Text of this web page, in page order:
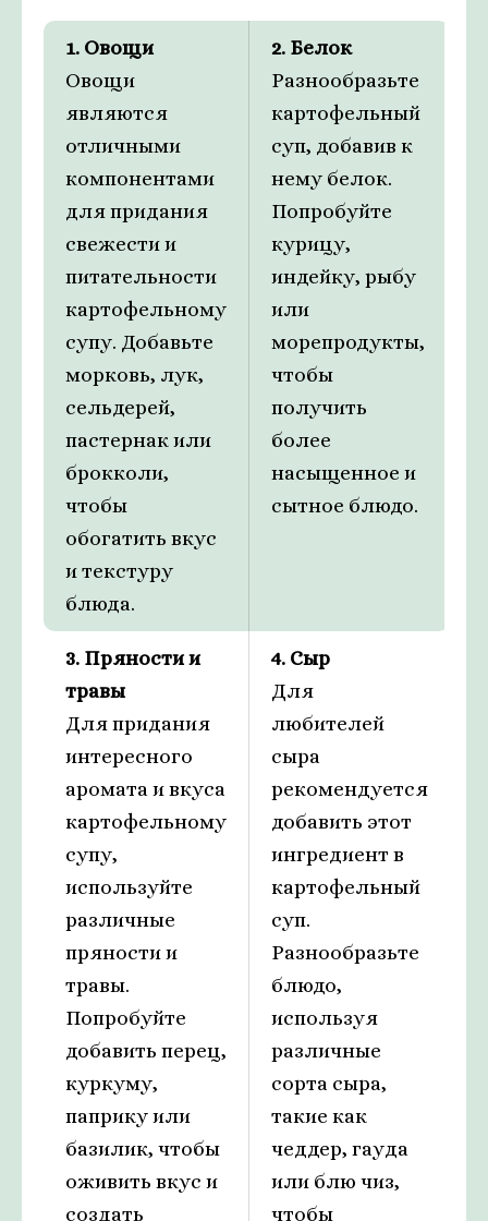
1. Овощи
Овощи
являются
отличными
компонентами
для придания
свежести и
питательности
картофельному
супу. Добавьте
морковь, лук,
сельдерей,
пастернак или
брокколи,
чтобы
обогатить вкус
и текстуру
блюда.
2. Белок
Разнообразьте
картофельный
суп, добавив к
нему белок.
Попробуйте
курицу,
индейку, рыбу
или
морепродукты,
чтобы
получить
более
насыщенное и
сытное блюдо.
3. Пряности и
травы
Для придания
интересного
аромата и вкуса
картофельному
супу,
используйте
различные
пряности и
травы.
Попробуйте
добавить перец,
куркуму,
паприку или
базилик, чтобы
оживить вкус и
создать
4. Сыр
Для
любителей
сыра
рекомендуется
добавить этот
ингредиент в
картофельный
суп.
Разнообразьте
блюдо,
используя
различные
сорта сыра,
такие как
чеддер, гауда
или блю чиз,
чтобы